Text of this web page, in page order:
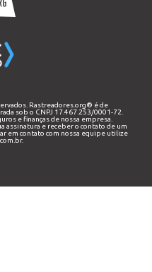
Rastreadores.org® é de
sob o CNPJ 17.467.253/0001-72.
e finanças de nossa empresa.
assinatura e receber o contato de um
em contato com nossa equipe utilize
.